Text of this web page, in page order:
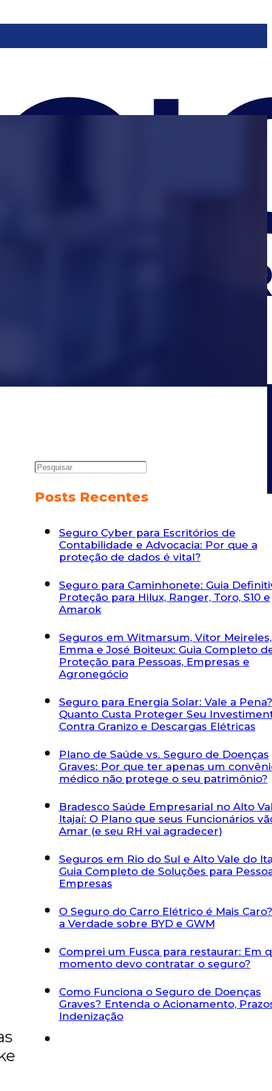
Posts Recentes
Seguro Cyber para Escritórios de
Contabilidade e Advocacia: Por que a
proteção de dados é vital?
Seguro para Caminhonete: Guia
Proteção para Hilux, Ranger, Toro, S10 e
Amarok
Seguros em Witmarsum, Vítor
Emma e José Boiteux: Guia Completo
Proteção para Pessoas, Empresas e
Agronegócio
Seguro para Energia Solar: Vale a
Quanto Custa Proteger Seu
Contra Granizo e Descargas Elétricas
Plano de Saúde vs. Seguro de Doenças
Graves: Por que ter apenas um
médico não protege o seu patrimônio?
Bradesco Saúde Empresarial no Alto
Itajaí: O Plano que seus Funcionários
Amar (e seu RH vai agradecer)
Seguros em Rio do Sul e Alto Vale do
Guia Completo de Soluções para
Empresas
O Seguro do Carro Elétrico é Mais
a Verdade sobre BYD e GWM
Comprei um Fusca para restaurar: Em
momento devo contratar o seguro?
Como Funciona o Seguro de Doenças
Graves? Entenda o Acionamento,
Indenização